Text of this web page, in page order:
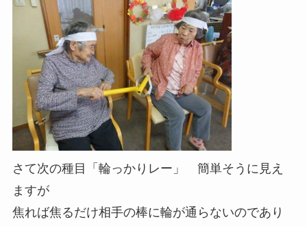
さて次の種目「輪っかりレー」 簡単そうに見え
ますが
焦れば焦るだけ相手の棒に輪が通らないのであり